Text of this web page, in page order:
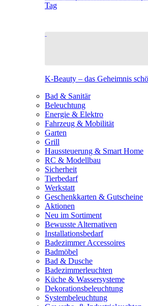
Tag
K-Beauty – das Geheimnis
Bad & Sanitär
Beleuchtung
Energie & Elektro
Fahrzeug & Mobilität
Garten
Grill
Haussteuerung & Smart Home
RC & Modellbau
Sicherheit
Tierbedarf
Werkstatt
Geschenkkarten & Gutscheine
Aktionen
Neu im Sortiment
Bewusste Alternativen
Installationsbedarf
Badezimmer Accessoires
Badmöbel
Bad & Dusche
Badezimmerleuchten
Küche & Wassersysteme
Dekorationsbeleuchtung
Systembeleuchtung